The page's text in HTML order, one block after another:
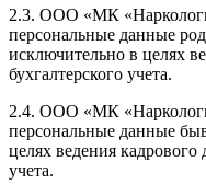
2.3. ООО «МК
персональные данные
исключительно в целях
бухгалтерского учета.
2.4. ООО «МК
персональные данные
целях ведения кадрового
учета.